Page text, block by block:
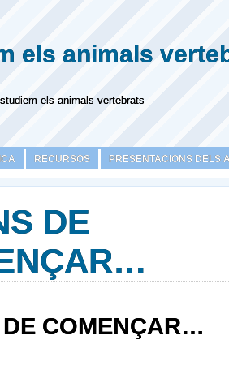
els animals
els animals vertebrats
RECURSOS PRESENTACIONS DELS
DE
COMENÇAR…